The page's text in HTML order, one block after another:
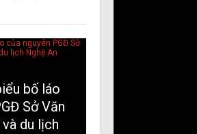
bố láo
Sở Văn
du lịch